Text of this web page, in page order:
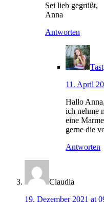
Sei lieb gegrüßt,
Anna
Antworten
11. April
Hallo Anna,
ich nehme
eine
gerne die
Antworten
Claudia
19. Dezember 2021 at